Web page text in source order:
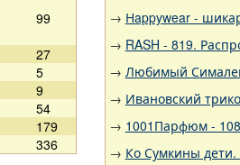
99
27
5
9
54
179
336
→ Нappywear -
→ RASH - 819.
→ Любимый
→ Ивановский
→ 1001Парфюм -
→ Ко Сумкины